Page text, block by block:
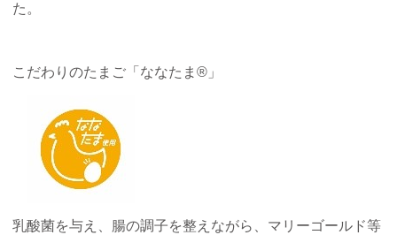
た。
こだわりのたまご「ななたま®」
乳酸菌を与え、腸の調子を整えながら、マリーゴールド等